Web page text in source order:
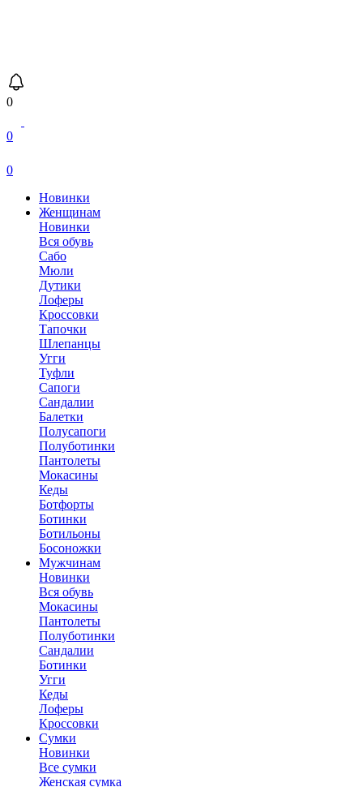
0
0
0
Новинки
Женщинам
Новинки
Вся обувь
Сабо
Мюли
Дутики
Лоферы
Кроссовки
Тапочки
Шлепанцы
Угги
Туфли
Сапоги
Сандалии
Балетки
Полусапоги
Полуботинки
Пантолеты
Мокасины
Кеды
Ботфорты
Ботинки
Ботильоны
Босоножки
Мужчинам
Новинки
Вся обувь
Мокасины
Пантолеты
Полуботинки
Сандалии
Ботинки
Угги
Кеды
Лоферы
Кроссовки
Сумки
Новинки
Все сумки
Женская сумка